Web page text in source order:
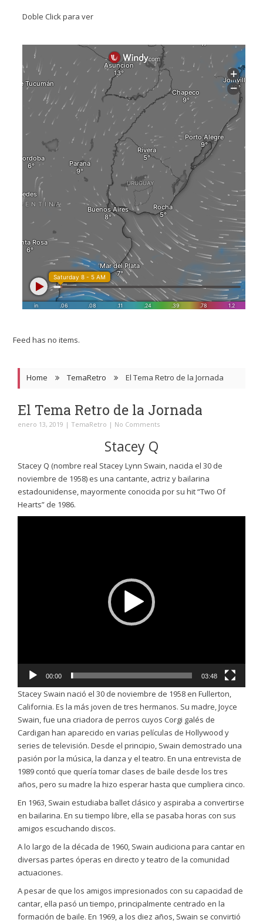
Doble Click para ver
Feed has no items.
Home TemaRetro El Tema Retro de la Jornada
El Tema Retro de la Jornada
enero 13, 2019 | TemaRetro | No Comments
Stacey Q
Stacey Q (nombre real Stacey Lynn Swain, nacida el 30 de
noviembre de 1958) es una cantante, actriz y bailarina
estadounidense, mayormente conocida por su hit “Two Of
Hearts” de 1986.
00:00 03:48
Stacey Swain nació el 30 de noviembre de 1958 en Fullerton,
California.​ Es la más joven de tres hermanos. Su madre, Joyce
Swain, fue una criadora de perros cuyos Corgi galés de
Cardigan han aparecido en varias películas de Hollywood y
series de televisión. Desde el principio, Swain demostrado una
pasión por la música, la danza y el teatro. En una entrevista de
1989 contó que quería tomar clases de baile desde los tres
años, pero su madre la hizo esperar hasta que cumpliera cinco.
En 1963, Swain estudiaba ballet clásico y aspiraba a convertirse
en bailarina. En su tiempo libre, ella se pasaba horas con sus
amigos escuchando discos.
A lo largo de la década de 1960, Swain audiciona para cantar en
diversas partes óperas en directo y teatro de la comunidad
actuaciones.
A pesar de que los amigos impresionados con su capacidad de
cantar, ella pasó un tiempo, principalmente centrado en la
formación de baile. En 1969, a los diez años, Swain se convirtió